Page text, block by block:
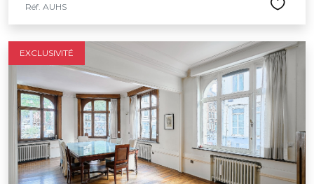
Réf. AUHS
EXCLUSIVITÉ